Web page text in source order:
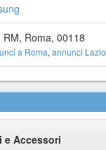
RM, Roma, 00118
a Roma, annunci Lazio
e Accessori